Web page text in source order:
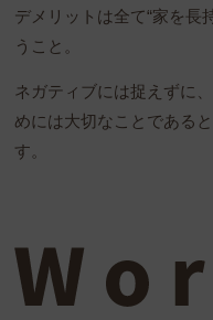
デメリットは全て“家を長
うこと。
ネガティブには捉えずに
めには大切なことである
す。